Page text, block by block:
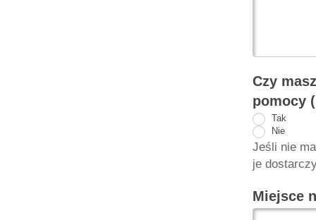
Czy
pomocy
Tak
Nie
Jeśli nie
je
Miejsce